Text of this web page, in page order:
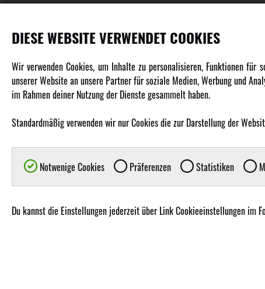
Fahrzeuge in allen Maßstäben
Helikopter Collective Pitch, Fixed Pitch
Multikopter in verschiedenen Ausführungen
Boote in verschiedenen Größen
Panzer für Jung und Alt
DIESE WEBSITE VERWENDET COOKIES
Wir verwenden Cookies, um Inhalte zu personalisieren, Funktionen
unserer Website an unsere Partner für soziale Medien, Werbung und
im Rahmen deiner Nutzung der Dienste gesammelt haben.
Standardmäßig verwenden wir nur Cookies die zur Darstellung der
Notwenige Cookies Präferenzen Statistiken
Du kannst die Einstellungen jederzeit über Link Cookieeinstellungen im